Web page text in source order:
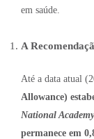
em saúde.
A
Até a data atual
Allowance)
National
permanece em